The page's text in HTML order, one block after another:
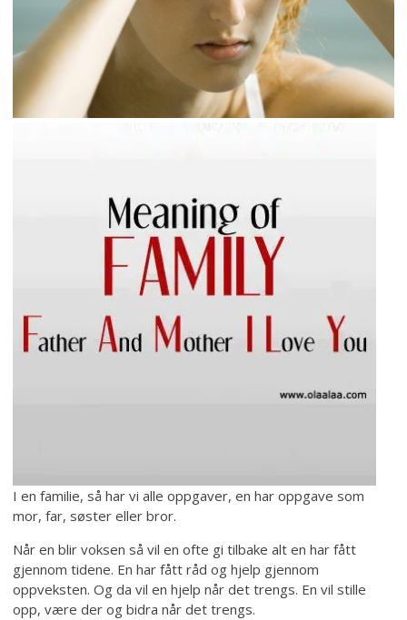
I en familie, så har vi alle oppgaver, en har oppgave som
mor, far, søster eller bror.
Når en blir voksen så vil en ofte gi tilbake alt en har fått
gjennom tidene. En har fått råd og hjelp gjennom
oppveksten. Og da vil en hjelp når det trengs. En vil stille
opp, være der og bidra når det trengs.